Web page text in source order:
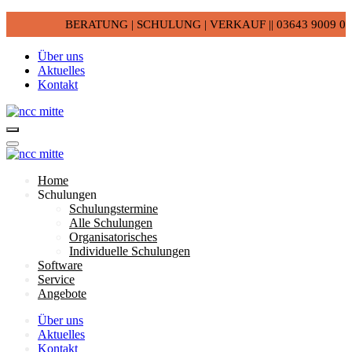
BERATUNG | SCHULUNG | VERKAUF || 03643 9009 0
Über uns
Aktuelles
Kontakt
Home
Schulungen
Schulungstermine
Alle Schulungen
Organisatorisches
Individuelle Schulungen
Software
Service
Angebote
Über uns
Aktuelles
Kontakt